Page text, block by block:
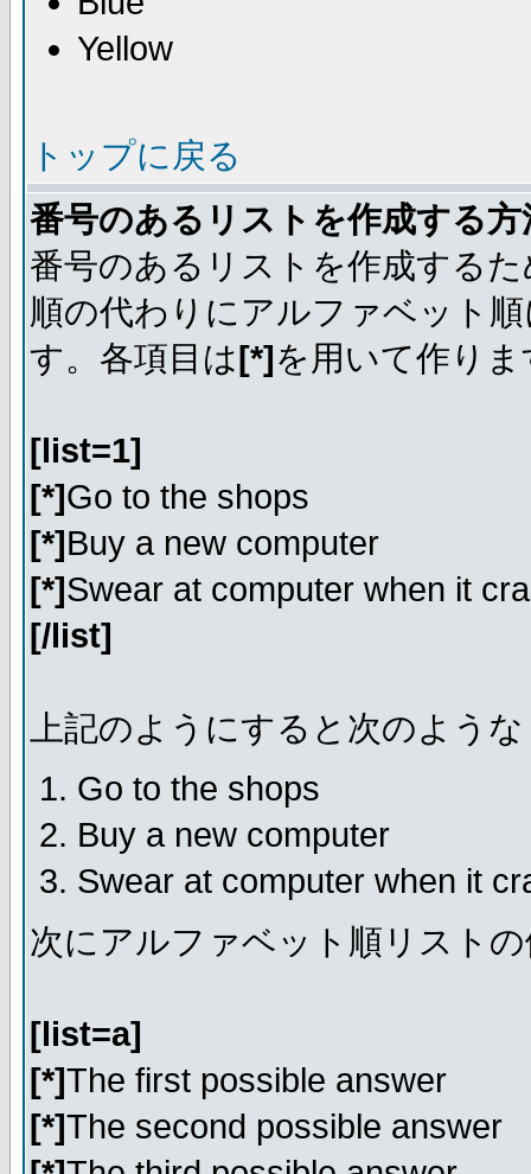
Yellow
トップに戻る
番号のあるリストを作成する方
番号のあるリストを作成する
順の代わりにアルファベット
す。各項目は[*]を用いて作り
[list=1]
[*]Go to the shops
[*]Buy a new computer
[*]Swear at computer when it
[/list]
上記のようにすると次のよう
Go to the shops
Buy a new computer
Swear at computer when it
次にアルファベット順リスト
[list=a]
[*]The first possible answer
[*]The second possible answer